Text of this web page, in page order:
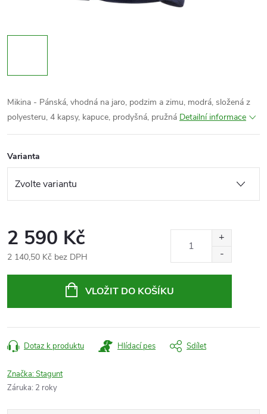
Mikina - Pánská, vhodná na jaro, podzim a zimu, modrá, složená z
polyesteru, 4 kapsy, kapuce, prodyšná, pružná Detailní informace
Varianta
2 590 Kč
2 140,50 Kč bez DPH
VLOŽIT DO KOŠÍKU
Dotaz k produktu Hlídací pes Sdílet
Značka:Stagunt
Záruka: 2 roky